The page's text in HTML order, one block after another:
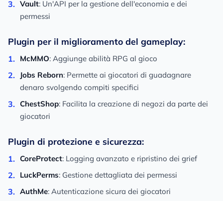
Vault: Un'API per la gestione dell'economia e dei
permessi
Plugin per il miglioramento del gameplay:
McMMO: Aggiunge abilità RPG al gioco
Jobs Reborn: Permette ai giocatori di guadagnare
denaro svolgendo compiti specifici
ChestShop: Facilita la creazione di negozi da parte dei
giocatori
Plugin di protezione e sicurezza:
CoreProtect: Logging avanzato e ripristino dei grief
LuckPerms: Gestione dettagliata dei permessi
AuthMe: Autenticazione sicura dei giocatori